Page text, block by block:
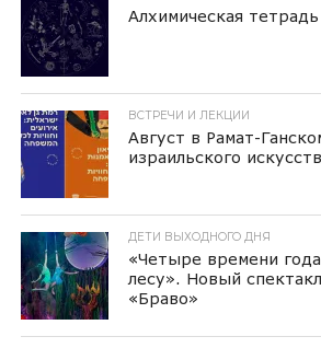
Алхимическая
ВСТРЕЧИ И ЛЕКЦИИ
Август в Рамат-
израильского
ДЕТИ ВЫХОДНОГО ДНЯ
«Четыре времени
лесу». Новый
«Браво»